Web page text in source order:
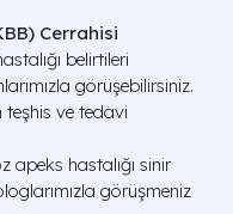
Cerrahisi
belirtileri
görüşebilirsiniz.
teşhis ve tedavi
apeks hastalığı sinir
görüşmeniz